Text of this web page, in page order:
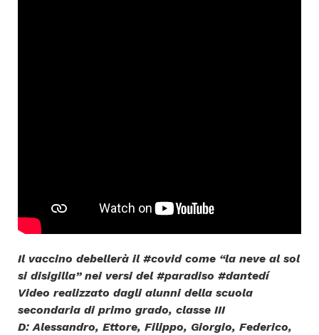
Il vaccino debellerà il #covid come “la neve al sol
si disigilla” nei versi del #paradiso #dantedí
Video realizzato dagli alunni della scuola
secondaria di primo grado, classe III
D: Alessandro, Ettore, Filippo, Giorgio, Federico,